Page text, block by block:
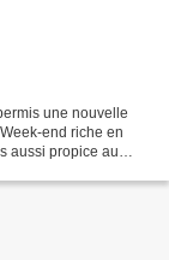
une nouvelle
end riche en
aussi propice au